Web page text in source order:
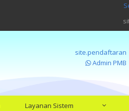
site.pendaftaran
Admin PMB
Layanan Sistem